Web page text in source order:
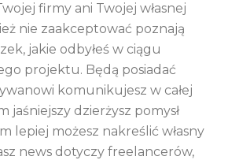
firmy ani Twojej własnej
nie zaakceptować poznają
jakie odbyłeś w ciągu
projektu. Będą posiadać
komunikujesz w całej
jaśniejszy dzierżysz pomysł
lepiej możesz nakreślić własny
news dotyczy freelancerów,